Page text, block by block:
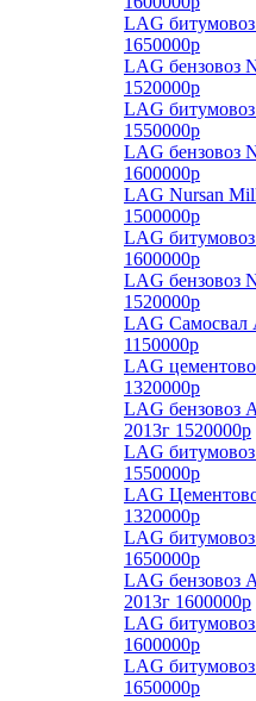
LAG
1650000р
LAG бензовоз
1520000р
LAG
1550000р
LAG бензовоз
1600000р
LAG Nursan
1500000р
LAG
1600000р
LAG бензовоз
1520000р
LAG Самосвал
1150000р
LAG
1320000р
LAG бензовоз
2013г 1520000р
LAG
1550000р
LAG
1320000р
LAG
1650000р
LAG бензовоз
2013г 1600000р
LAG
1600000р
LAG
1650000р